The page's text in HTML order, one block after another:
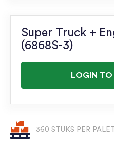
Super Truck +
(6868S-3)
LOGIN TO
360 STUKS PER PALET